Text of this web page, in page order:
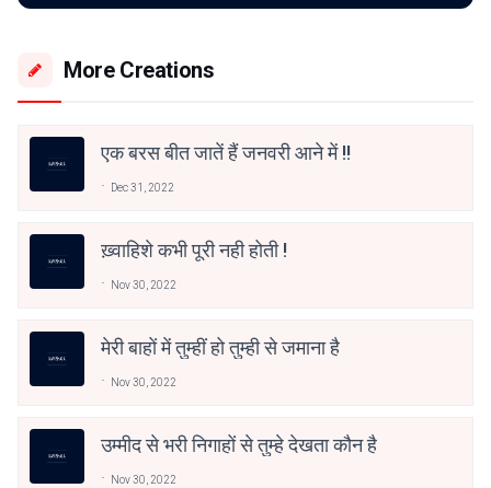
More Creations
एक बरस बीत जातें हैं जनवरी आने में !!
Dec 31, 2022
ख़्वाहिशे कभी पूरी नही होती !
Nov 30, 2022
मेरी बाहों में तुम्हीं हो तुम्ही से जमाना है
Nov 30, 2022
उम्मीद से भरी निगाहों से तुम्हे देखता कौन है
Nov 30, 2022